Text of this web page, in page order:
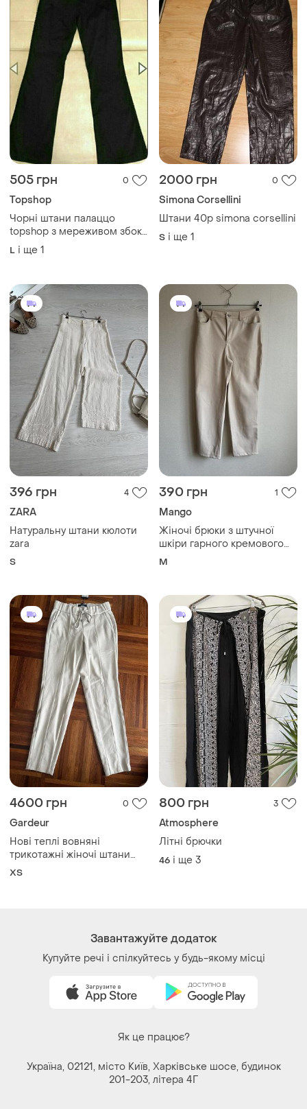
505 грн 0
Topshop
Чорні штани палаццо
topshop з мереживом збоку
по всій довжині розмір l/xl
L і ще 1
2000 грн 0
Simona Corsellini
Штани 40р simona corsellini
S і ще 1
396 грн 4
ZARA
Натуральну штани кюлоти
zara
S
390 грн 1
Mango
Жіночі брюки з штучної
шкіри гарного кремового
кольору
M
4600 грн 0
Gardeur
Нові теплі вовняні
трикотажні жіночі штани
бренду atelier gardeur,
ХS
800 грн 3
Atmosphere
Літні брючки
46 і ще 3
Завантажуйте додаток
Купуйте речі і спілкуйтесь у будь-якому місці
Як це працює?
Україна, 02121, місто Київ, Харківське шосе, будинок
201-203, літера 4Г